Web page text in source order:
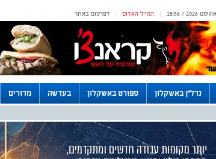
לפרסום באתר | המייל האדום |
נדל"ן באשקלון ספורט באשקלון בעדשה מדורים